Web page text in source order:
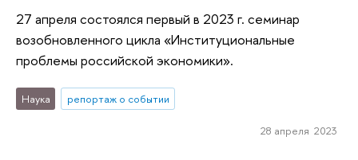
27 апреля состоялся первый в 2023 г. семинар
возобновленного цикла «Институциональные
проблемы российской экономики».
Наука репортаж о событии
28 апреля 2023